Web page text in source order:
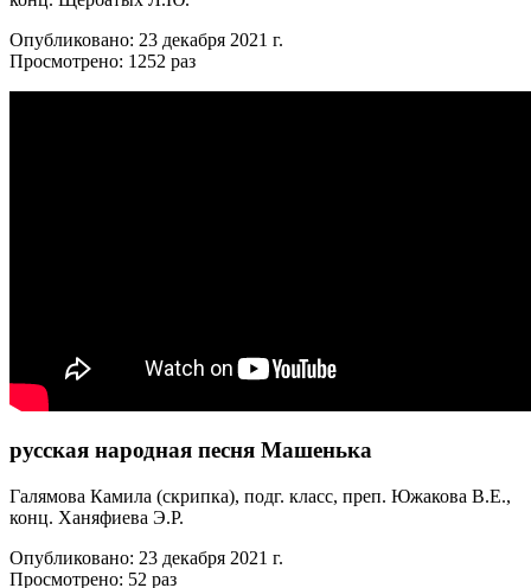
Опубликовано: 23 декабря 2021 г.
Просмотрено: 1252 раз
русская народная песня Машенька
Галямова Камила (скрипка), подг. класс, преп. Южакова В.Е.,
конц. Ханяфиева Э.Р.
Опубликовано: 23 декабря 2021 г.
Просмотрено: 52 раз